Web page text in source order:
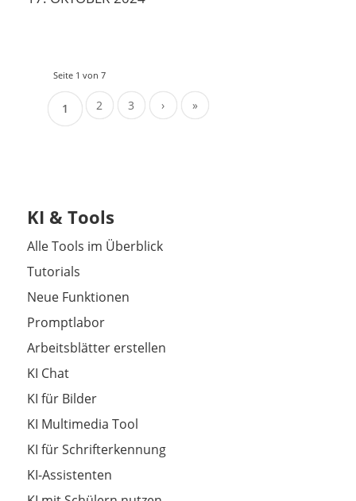
Seite 1 von 7
1 2 3 › »
KI & Tools
Alle Tools im Überblick
Tutorials
Neue Funktionen
Promptlabor
Arbeitsblätter erstellen
KI Chat
KI für Bilder
KI Multimedia Tool
KI für Schrifterkennung
KI-Assistenten